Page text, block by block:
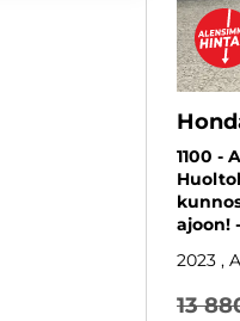
1100 -
ajoon!
2023 ,
13